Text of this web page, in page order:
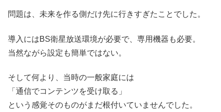
問題は、未来を作る側だけ先に行きすぎたことでした。
導入にはBS衛星放送環境が必要で、専用機器も必要。
当然ながら設定も簡単ではない。
そして何より、当時の一般家庭には
「通信でコンテンツを受け取る」
という感覚そのものがまだ根付いていませんでした。